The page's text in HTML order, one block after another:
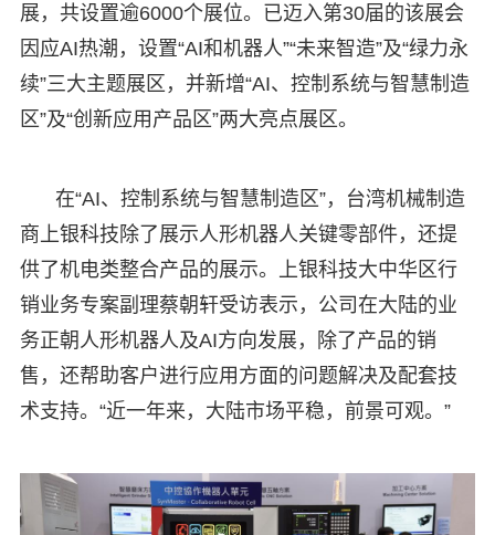
展，共设置逾6000个展位。已迈入第30届的该展会
因应AI热潮，设置“AI和机器人”“未来智造”及“绿力永
续”三大主题展区，并新增“AI、控制系统与智慧制造
区”及“创新应用产品区”两大亮点展区。
在“AI、控制系统与智慧制造区”，台湾机械制造
商上银科技除了展示人形机器人关键零部件，还提
供了机电类整合产品的展示。上银科技大中华区行
销业务专案副理蔡朝轩受访表示，公司在大陆的业
务正朝人形机器人及AI方向发展，除了产品的销
售，还帮助客户进行应用方面的问题解决及配套技
术支持。“近一年来，大陆市场平稳，前景可观。”